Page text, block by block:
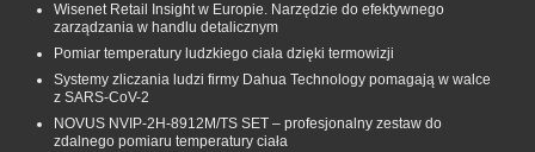
Wisenet Retail Insight w Europie. Narzędzie do efektywnego
zarządzania w handlu detalicznym
Pomiar temperatury ludzkiego ciała dzięki termowizji
Systemy zliczania ludzi firmy Dahua Technology pomagają w walce
z SARS-CoV-2
NOVUS NVIP-2H-8912M/TS SET – profesjonalny zestaw do
zdalnego pomiaru temperatury ciała